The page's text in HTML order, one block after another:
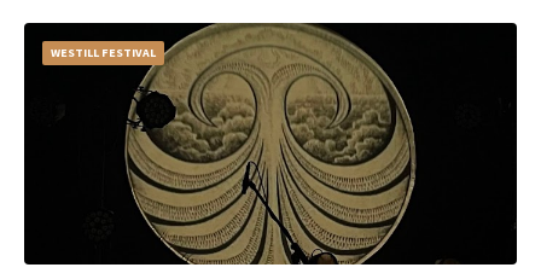
WESTILL FESTIVAL